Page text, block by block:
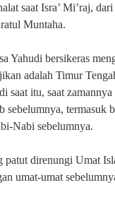
saat Isra’ Mi’raj,
Muntaha.
Yahudi bersikeras
adalah Timur
saat itu, saat
sebelumnya, termasuk
Nabi sebelumnya.
patut direnungi Umat
umat-umat